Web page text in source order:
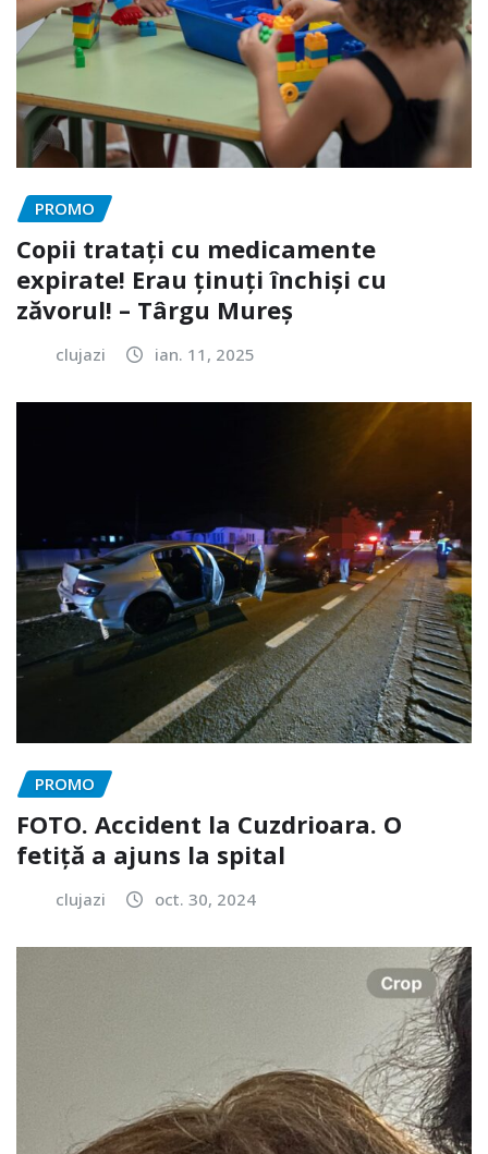
PROMO
Copii tratați cu medicamente
expirate! Erau ținuți închiși cu
zăvorul! – Târgu Mureș
clujazi ian. 11, 2025
PROMO
FOTO. Accident la Cuzdrioara. O
fetiță a ajuns la spital
clujazi oct. 30, 2024